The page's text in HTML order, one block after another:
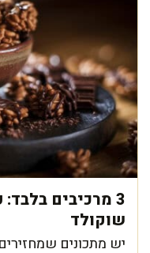
3 מרכיבים
שוקולד
יש מתכונים